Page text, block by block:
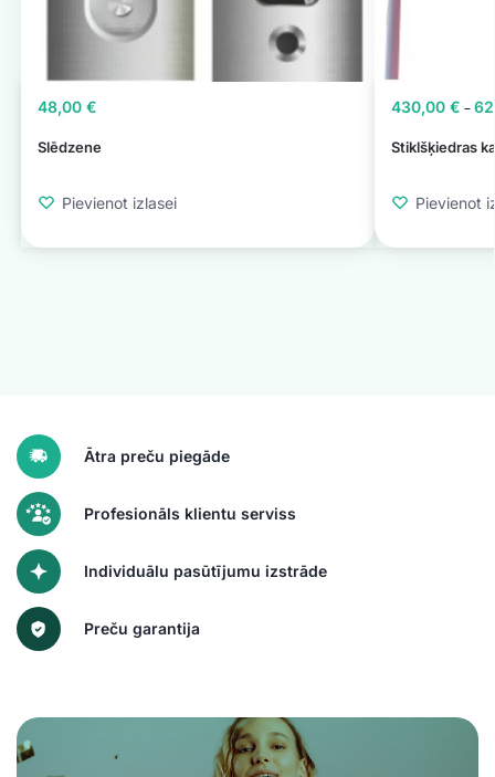
Slēdzene
48,00 €
Pievienot izlasei
Stiklšķiedras
430,00 € –
Pievienot
Ātra preču piegāde
Profesionāls klientu serviss
Individuālu pasūtījumu izstrāde
Preču garantija